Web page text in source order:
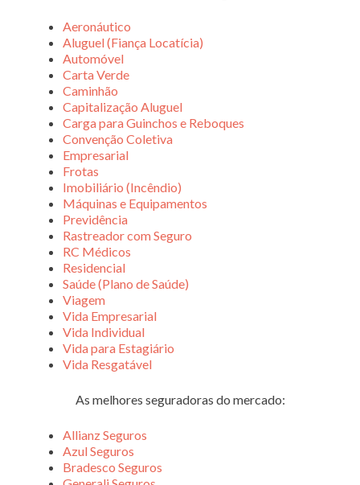
Aeronáutico
Aluguel (Fiança Locatícia)
Automóvel
Carta Verde
Caminhão
Capitalização Aluguel
Carga para Guinchos e Reboques
Convenção Coletiva
Empresarial
Frotas
Imobiliário (Incêndio)
Máquinas e Equipamentos
Previdência
Rastreador com Seguro
RC Médicos
Residencial
Saúde (Plano de Saúde)
Viagem
Vida Empresarial
Vida Individual
Vida para Estagiário
Vida Resgatável
As melhores seguradoras do mercado:
Allianz Seguros
Azul Seguros
Bradesco Seguros